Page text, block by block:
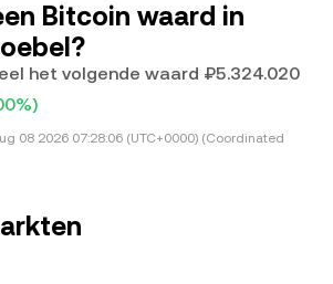
Bitcoin waard in
het volgende waard ₽5.324.020
08 2026 07:28:06 (UTC+0000) (Coordinated